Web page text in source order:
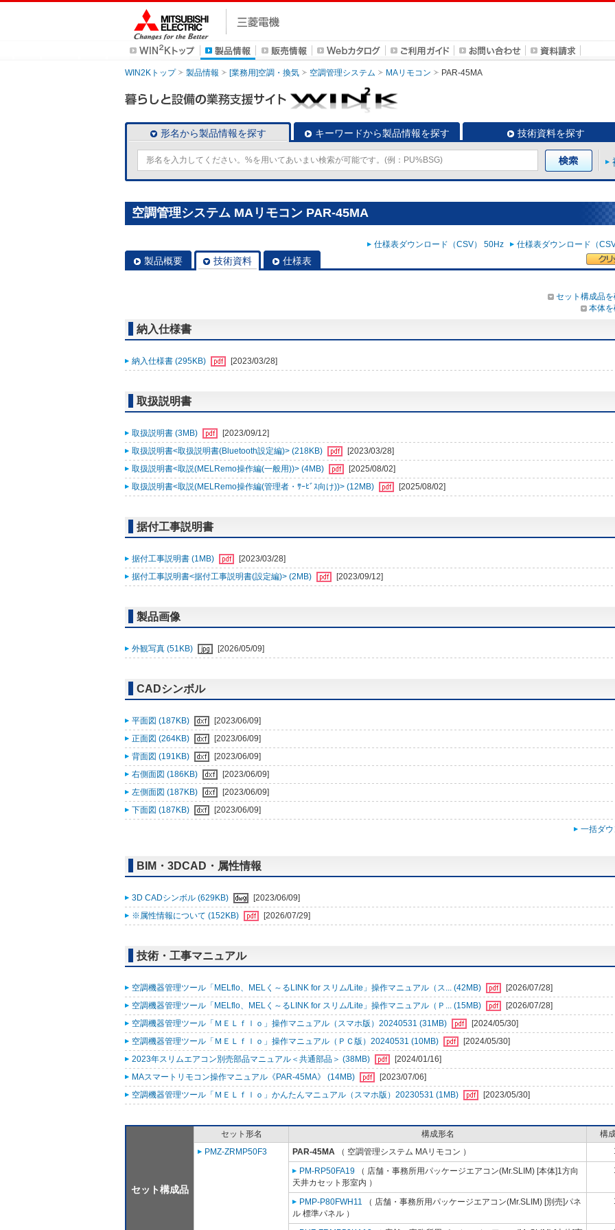
WIN2Kトップ 製品情報 [業務用]空調・換気 空調管理システム MAリモコン PAR-45MA
形名から製品情報を探す キーワードから製品情報を探す 技術資料を探す
空調管理システム MAリモコン PAR-45MA
仕様表ダウンロード（CSV） 50Hz 仕様表ダウンロード（
製品概要 技術資料 仕様表
セット構成品
本体
納入仕様書
納入仕様書 (295KB) [2023/03/28]
取扱説明書
取扱説明書 (3MB)
[2023/09/12]
取扱説明書<取扱説明書(Bluetooth設定編)> (218KB)
[2023/03/28]
取扱説明書<取説(MELRemo操作編(一般用))> (4MB)
[2025/08/02]
取扱説明書<取説(MELRemo操作編(管理者・ｻｰﾋﾞｽ向け))> (12MB)
[2025/08/02]
据付工事説明書
据付工事説明書 (1MB)
[2023/03/28]
据付工事説明書<据付工事説明書(設定編)> (2MB)
[2023/09/12]
製品画像
外観写真 (51KB) [2026/05/09]
CADシンボル
平面図 (187KB)
[2023/06/09]
正面図 (264KB)
[2023/06/09]
背面図 (191KB)
[2023/06/09]
右側面図 (186KB)
[2023/06/09]
左側面図 (187KB)
[2023/06/09]
下面図 (187KB)
[2023/06/09]
一括ダ
BIM・3DCAD・属性情報
3D CADシンボル (629KB)
[2023/06/09]
※属性情報について (152KB)
[2026/07/29]
技術・工事マニュアル
空調機器管理ツール「MELflo、MELく～るLINK for スリム/Lite」操作マニュアル（ス... (42MB)
[2026/07/28]
空調機器管理ツール「MELflo、MELく～るLINK for スリム/Lite」操作マニュアル（Ｐ... (15MB)
[2026/07/28]
空調機器管理ツール「ＭＥＬｆｌｏ」操作マニュアル（スマホ版）20240531 (31MB)
[2024/05/30]
空調機器管理ツール「ＭＥＬｆｌｏ」操作マニュアル（ＰＣ版）20240531 (10MB)
[2024/05/30]
2023年スリムエアコン別売部品マニュアル＜共通部品＞ (38MB)
[2024/01/16]
MAスマートリモコン操作マニュアル《PAR-45MA》 (14MB)
[2023/07/06]
空調機器管理ツール「ＭＥＬｆｌｏ」かんたんマニュアル（スマホ版）20230531 (1MB)
[2023/05/30]
セット構成品
セット形名 構成形名
構
PMZ-ZRMP50F3
PAR-45MA （ 空調管理システム MAリモコン ）
PM-RP50FA19 （ 店舗・事務所用パッケージエアコン(Mr.SLIM) [本体]1方向
天井カセット形室内 ）
PMP-P80FWH11 （ 店舗・事務所用パッケージエアコン(Mr.SLIM) [別売]パネ
ル 標準パネル ）